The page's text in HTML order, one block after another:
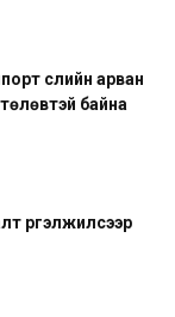
сүүлийн арван
байна
үргэлжилсээр